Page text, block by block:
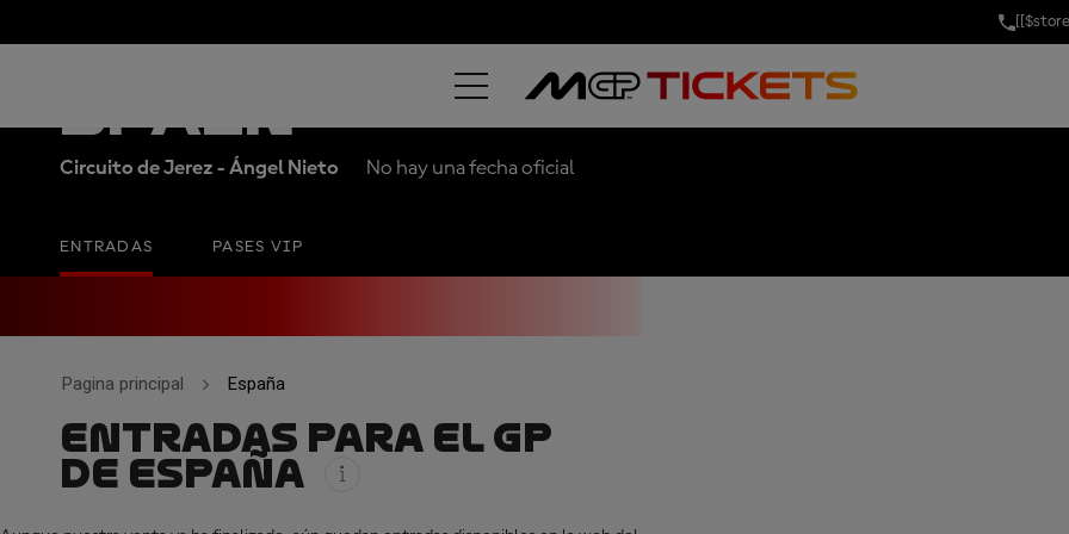
ESTRELLA GALICIA 0,0
SPAIN
Circuito de Jerez - Ángel Nieto No hay una fecha oficial
ENTRADAS PASES VIP
Pagina principal España
ENTRADAS PARA EL GP
DE ESPAÑA